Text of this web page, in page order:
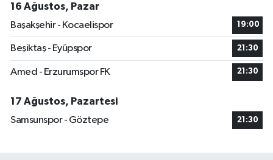
16 Ağustos, Pazar
Başakşehir - Kocaelispor
19:00
Beşiktaş - Eyüpspor 21:30
Amed - Erzurumspor FK 21:30
17 Ağustos, Pazartesi
Samsunspor - Göztepe
21:30